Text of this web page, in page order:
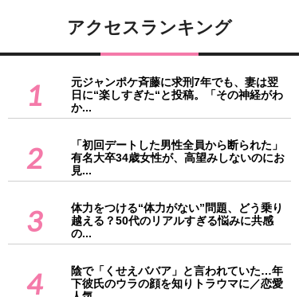
アクセスランキング
1
元ジャンポケ斉藤に求刑7年でも、妻は翌
日に“楽しすぎた“と投稿。「その神経がわ
か...
2
「初回デートした男性全員から断られた」
有名大卒34歳女性が、高望みしないのにお
見...
3
体力をつける“体力がない”問題、どう乗り
越える？50代のリアルすぎる悩みに共感
の...
4
陰で「くせえババア」と言われていた…年
下彼氏のウラの顔を知りトラウマに／恋愛